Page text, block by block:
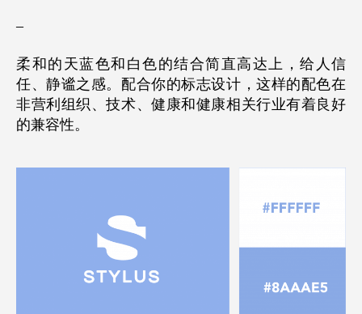
–
柔和的天蓝色和白色的结合简直高达上，给人信
任、静谧之感。配合你的标志设计，这样的配色在
非营利组织、技术、健康和健康相关行业有着良好
的兼容性。